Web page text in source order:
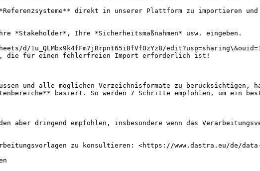
direkt in unserer Plattform zu importieren
*Stakeholder*, Ihre *Sicherheitsmaßnahmen* usw. eingeben.
d/1u_QLMbx9k4fFm7jBrpnt65i8fVfOzYz8/
die für einen fehlerfreien Import erforderlich ist!
und alle möglichen Verzeichnisformate zu
basiert. So werden 7 Schritte empfohlen, um ein
aber dringend empfohlen, insbesondere wenn das
zu konsultieren: <https://www.dastra.eu/de/